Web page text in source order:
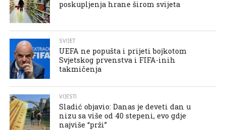
poskupljenja hrane širom svijeta
SVIJET
UEFA ne popušta i prijeti bojkotom
Svjetskog prvenstva i FIFA-inih
takmičenja
VIJESTI
Sladić objavio: Danas je deveti dan u
nizu sa više od 40 stepeni, evo gdje
najviše “prži”